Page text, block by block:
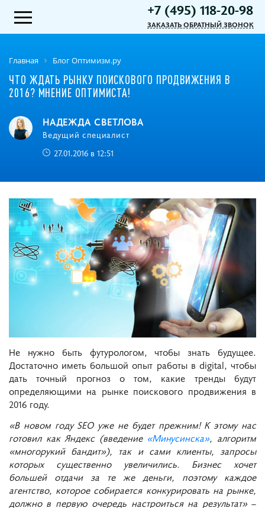
+7 (495) 118-20-98
ЗАКАЗАТЬ ОБРАТНЫЙ ЗВОНОК
Главная Блог Оптимизм.ру
ЧТО ЖДАТЬ РЫНКУ ПОИСКОВОГО ПРОДВИЖЕНИЯ В
2016? МНЕНИЕ ОПТИМИСТА!
НАДЕЖДА СВЕТЛОВА
Ведущий специалист
27.01.2016 в 12:51
Не нужно быть футурологом, чтобы знать будущее.
Достаточно иметь большой опыт работы в digital, чтобы
дать точный прогноз о том, какие тренды будут
определяющими на рынке поискового продвижения в
2016 году.
«В новом году SEO уже не будет прежним! К этому нас
готовил как Яндекс (введение «Минусинска», алгоритм
«многорукий бандит»), так и сами клиенты, запросы
которых существенно увеличились. Бизнес хочет
большей отдачи за те же деньги, поэтому каждое
агентство, которое собирается конкурировать на рынке,
должно в первую очередь настроиться на результат»–